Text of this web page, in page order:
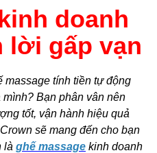
doanh
lời gấp vạn
massage tính tiền tự động
Bạn phân vân nên
tốt, vận hành hiệu quả
sẽ mang đến cho bạn
là ghế massage kinh doanh